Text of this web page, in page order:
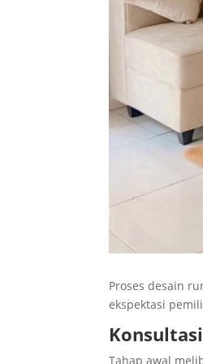
Proses desain
ekspektasi
Tahap awal